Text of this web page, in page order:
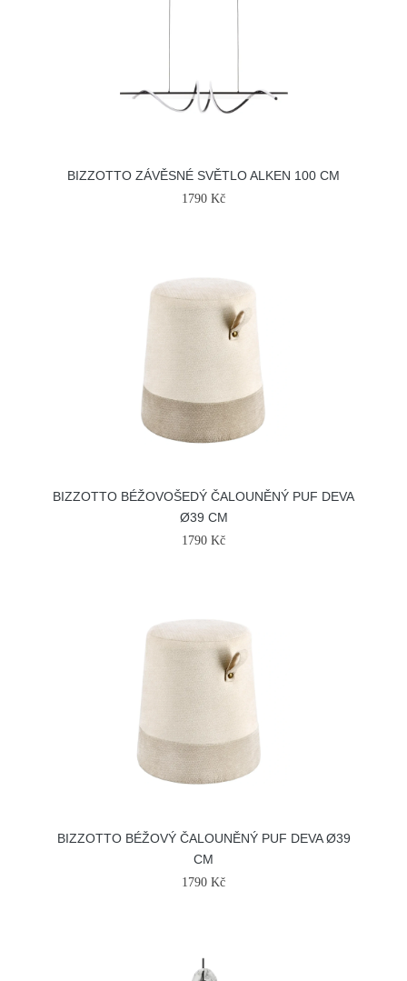
BIZZOTTO ZÁVĚSNÉ SVĚTLO ALKEN 100 CM
1790 Kč
BIZZOTTO BÉŽOVOŠEDÝ ČALOUNĚNÝ PUF DEVA
Ø39 CM
1790 Kč
BIZZOTTO BÉŽOVÝ ČALOUNĚNÝ PUF DEVA Ø39
CM
1790 Kč